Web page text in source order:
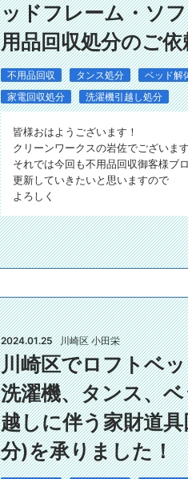
ッドフレーム・ソ
用品回収処分のご
不用品回収 タンス処分 ベッド解
家電回収処分
洗濯機引越し処分
皆様おはようございます！
クリーンワークスの岩佐でございます
それでは今回も不用品回収御客様ブ
更新していきたいと思いますので
よろしく
2024.01.25 川崎区 小田栄
川崎区でロフトベ
洗濯機、タンス、
越しに伴う家財道
分)を承りました！